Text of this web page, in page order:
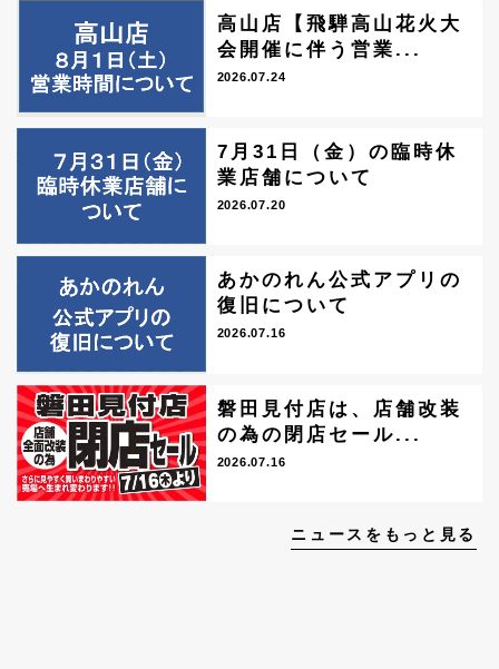
高山店【飛騨高山花火大
会開催に伴う営業...
2026.07.24
7月31日（金）の臨時休
業店舗について
2026.07.20
あかのれん公式アプリの
復旧について
2026.07.16
磐田見付店は、店舗改装
の為の閉店セール...
2026.07.16
ニュースをもっと見る